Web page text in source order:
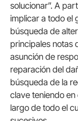
solucionar”. A
implicar a todo el
búsqueda de
principales notas
asunción de
reparación del
búsqueda de la
clave teniendo
largo de todo el